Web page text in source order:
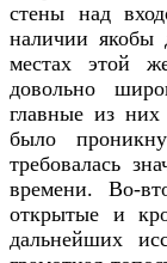
стены над
наличии якобы
местах этой
довольно
главные из
было
требовалась
времени. Во-
открытые и
дальнейших